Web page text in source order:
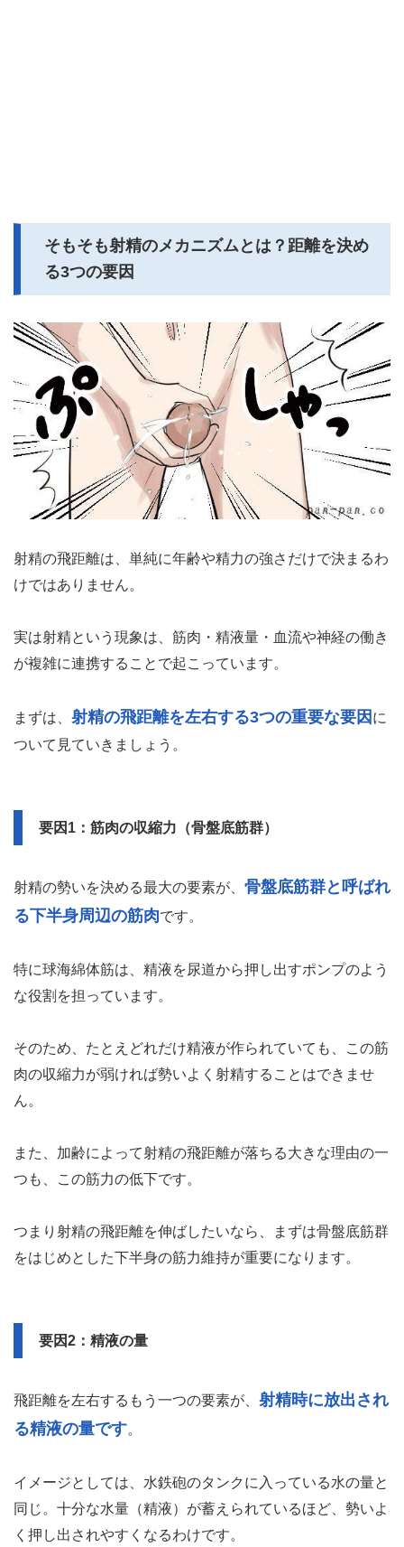
そもそも射精のメカニズムとは？距離を決め
る3つの要因
射精の飛距離は、単純に年齢や精力の強さだけで決まるわ
けではありません。
実は射精という現象は、筋肉・精液量・血流や神経の働き
が複雑に連携することで起こっています。
まずは、 射精の飛距離を左右する3つの重要な要因 に
ついて見ていきましょう。
要因1：筋肉の収縮力（骨盤底筋群）
射精の勢いを決める最大の要素が、 骨盤底筋群と呼ばれ
る下半身周辺の筋肉です。
特に球海綿体筋は、精液を尿道から押し出すポンプのよう
な役割を担っています。
そのため、たとえどれだけ精液が作られていても、この筋
肉の収縮力が弱ければ勢いよく射精することはできませ
ん。
また、加齢によって射精の飛距離が落ちる大きな理由の一
つも、この筋力の低下です。
つまり射精の飛距離を伸ばしたいなら、まずは骨盤底筋群
をはじめとした下半身の筋力維持が重要になります。
要因2：精液の量
飛距離を左右するもう一つの要素が、 射精時に放出され
る精液の量です。
イメージとしては、水鉄砲のタンクに入っている水の量と
同じ。十分な水量（精液）が蓄えられているほど、勢いよ
く押し出されやすくなるわけです。